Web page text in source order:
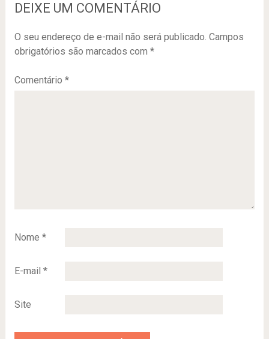
DEIXE UM COMENTÁRIO
O seu endereço de e-mail não será publicado. Campos
obrigatórios são marcados com *
Comentário *
Nome *
E-mail *
Site